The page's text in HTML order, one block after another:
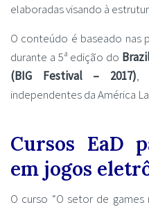
elaboradas visando à
O conteúdo é baseado nas
durante a 5ª edição do
(BIG Festival – 2017),
independentes da América
Cursos EaD
em jogos
O curso “O setor de games